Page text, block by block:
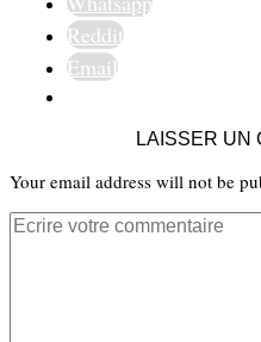
Reddit
Email
LAISSER UN
Your email address will not be